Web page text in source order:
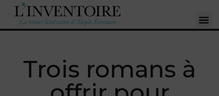
Trois romans à